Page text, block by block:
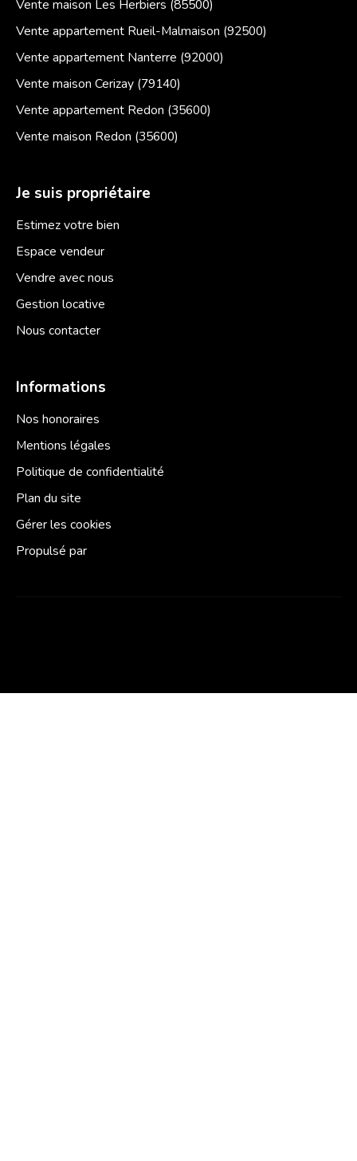
Vente maison Les Herbiers (85500)
Vente appartement Rueil-Malmaison (92500)
Vente appartement Nanterre (92000)
Vente maison Cerizay (79140)
Vente appartement Redon (35600)
Vente maison Redon (35600)
Je suis propriétaire
Estimez votre bien
Espace vendeur
Vendre avec nous
Gestion locative
Nous contacter
Informations
Nos honoraires
Mentions légales
Politique de confidentialité
Plan du site
Gérer les cookies
Propulsé par